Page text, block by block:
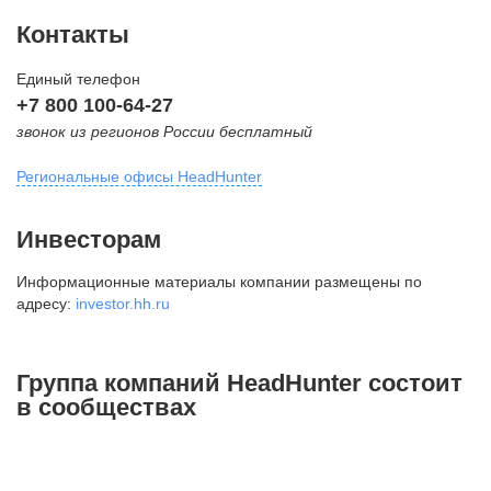
Контакты
Единый телефон
+7 800 100-64-27
звонок из регионов России бесплатный
Региональные офисы HeadHunter
внутригородская территория
Муниципальный округ Тверской,
2-я Брестская ул., д. 48,
+7 495 980-64-27
Инвесторам
Информационные материалы компании размещены по
адресу: investor.hh.ru
Группа компаний HeadHunter состоит
в сообществах